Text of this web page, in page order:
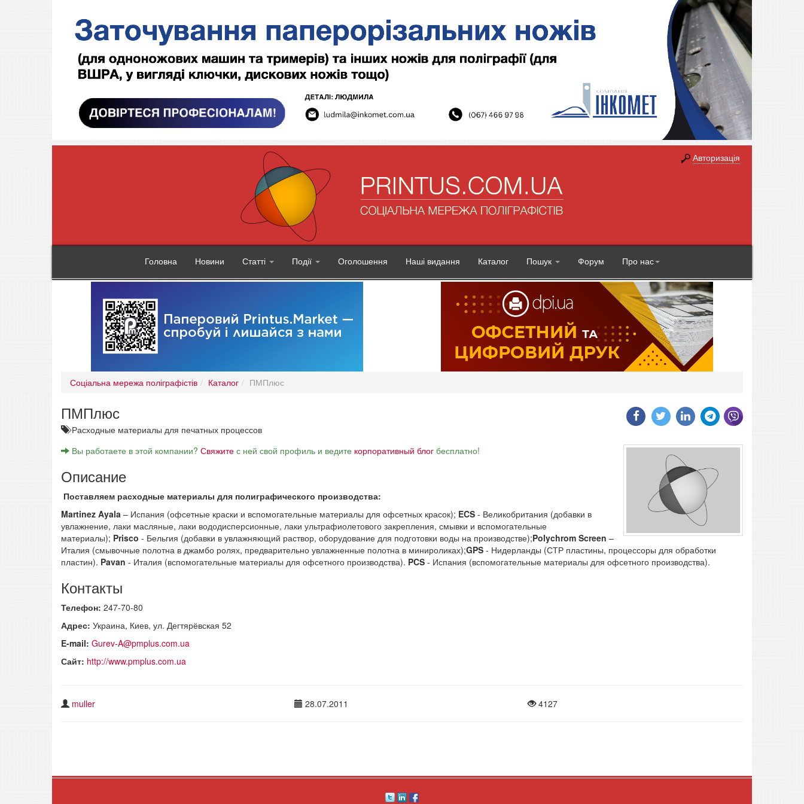
Авторизація
Головна Новини Статті Події Оголошення Наші видання Каталог Пошук Форум Про нас
Соціальна мережа поліграфістів Каталог ПМПлюс
ПМПлюс
Расходные материалы для печатных процессов
Вы работаете в этой компании? Свяжите с ней свой профиль и ведите корпоративный блог бесплатно!
Описание
Поставляем расходные материалы для полиграфического производства:
Martinez Ayala – Испания (офсетные краски и вспомогательные материалы для офсетных красок); ECS - Великобритания (добавки в
увлажнение, лаки масляные, лаки вододисперсионные, лаки ультрафиолетового закрепления, смывки и вспомогательные
материалы); Prisco - Бельгия (добавки в увлажняющий раствор, оборудование для подготовки воды на производстве);Polychrom Screen –
Италия (смывочные полотна в джамбо ролях, предварительно увлажненные полотна в минироликах);GPS - Нидерланды (СТР пластины, процессоры для обработки
пластин). Pavan - Италия (вспомогательные материалы для офсетного производства). PCS - Испания (вспомогательные материалы для офсетного производства).
Контакты
Телефон: 247-70-80
Адрес: Украина, Киев, ул. Дегтярёвская 52
E-mail: Gurev-A@pmplus.com.ua
Сайт: http://www.pmplus.com.ua
muller 28.07.2011 4127